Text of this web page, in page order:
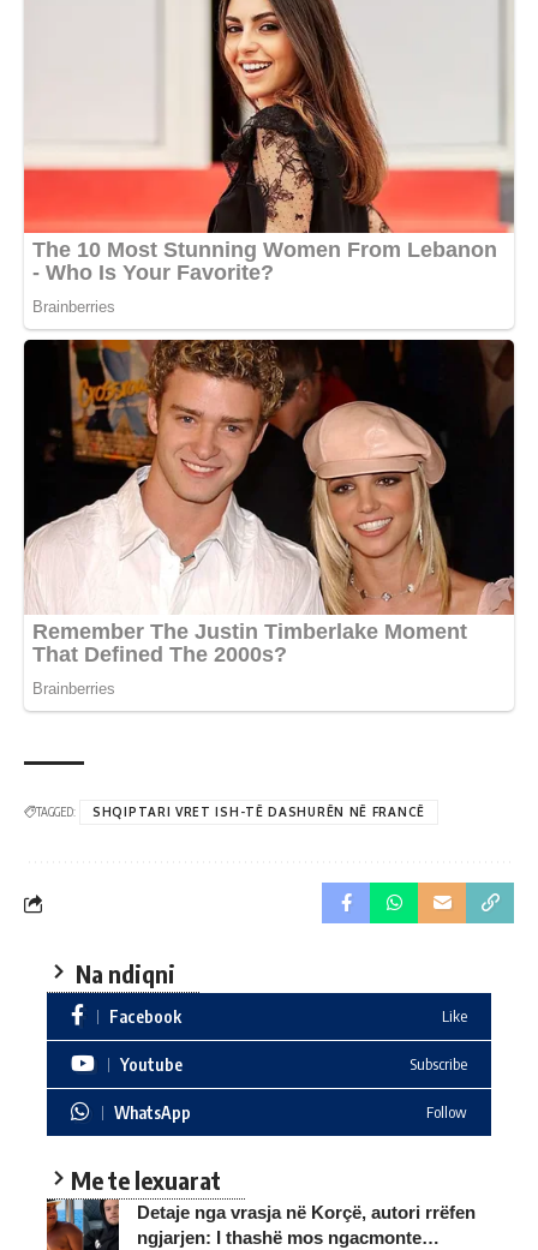
TAGGED: SHQIPTARI VRET ISH-TË DASHURËN NË FRANCË
Na ndiqni
Facebook Like
Youtube Subscribe
WhatsApp Follow
Me te lexuarat
Detaje nga vrasja në Korçë, autori rrëfen
ngjarjen: I thashë mos ngacmonte…